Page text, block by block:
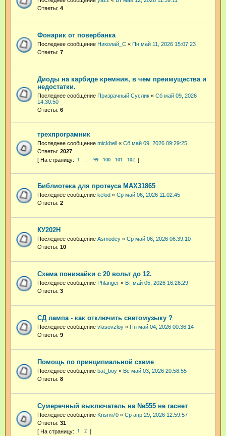
Ответы: 4
Фонарик от повербанка
Последнее сообщение Николай_С « Пн май 11, 2026 15:07:23
Ответы: 7
Диоды на карбиде кремния, в чем преимущества и
недостатки.
Последнее сообщение Призрачный Суслик « Сб май 09, 2026
14:30:50
Ответы: 6
трехпрограмник
Последнее сообщение mickbell « Сб май 09, 2026 09:29:25
Ответы: 2027
1 … 99 100 101 102
Библиотека для протеуса MAX31865
Последнее сообщение kelod « Ср май 06, 2026 11:02:45
Ответы: 2
КУ202Н
Последнее сообщение Asmodey « Ср май 06, 2026 06:39:10
Ответы: 10
Схема понижайки с 20 вольт до 12.
Последнее сообщение Phlanger « Вт май 05, 2026 16:26:29
Ответы: 3
СД лампа - как отключить светомузыку ?
Последнее сообщение vlasovzloy « Пн май 04, 2026 00:36:14
Ответы: 9
Помощь по принципиальной схеме
Последнее сообщение bat_boy « Вс май 03, 2026 20:58:55
Ответы: 8
Сумеречный выключатель на Ne555 не гаснет
Последнее сообщение Krismi70 « Ср апр 29, 2026 12:59:57
Ответы: 31
1 2